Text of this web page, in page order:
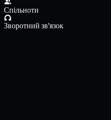
Спільноти
Зворотний зв'язок